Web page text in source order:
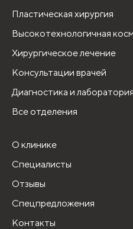
Пластическая хирургия
Высокотехнологичная
Хирургическое лечение
Консультации врачей
Диагностика и лаборатория
Все отделения
О клинике
Специалисты
Отзывы
Спецпредложения
Контакты